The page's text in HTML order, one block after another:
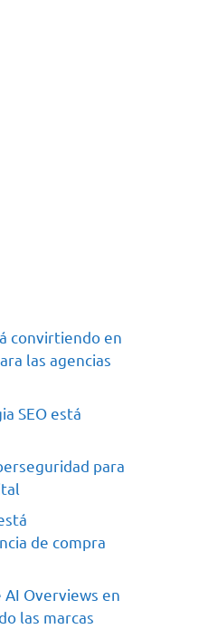
convirtiendo en
las agencias
SEO está
para
de compra
AI Overviews en
las marcas